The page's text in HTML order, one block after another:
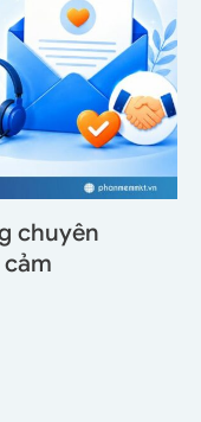
chuyên